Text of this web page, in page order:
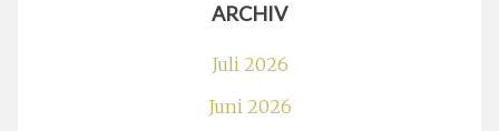
ARCHIV
Juli 2026
Juni 2026